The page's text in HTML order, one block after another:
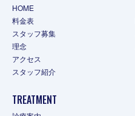
HOME
料金表
スタッフ募集
理念
アクセス
スタッフ紹介
TREATMENT